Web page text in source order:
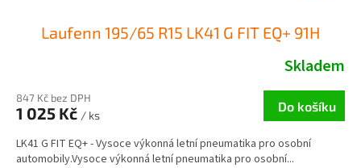
Laufenn 195/65 R15 LK41 G FIT EQ+ 91H
Skladem
847 Kč bez DPH
1 025 Kč / ks
Do košíku
LK41 G FIT EQ+ - Vysoce výkonná letní pneumatika pro osobní
automobily.Vysoce výkonná letní pneumatika pro osobní...